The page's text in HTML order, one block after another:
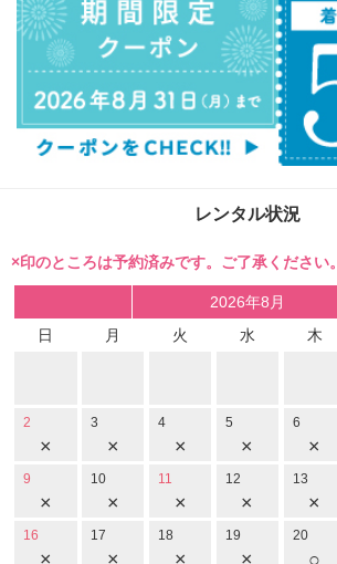
レンタル状況
×印のところは予約済みです。ご了承ください。
2026年8月
日
月 火 水 木
2
×
3
×
4
×
5
×
6
×
9
×
10
×
11
×
12
×
13
×
16 17 18 19 20